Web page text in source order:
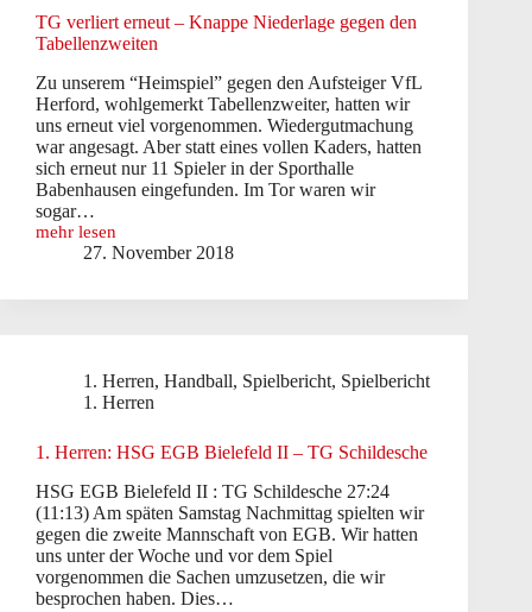
TG verliert erneut – Knappe Niederlage gegen den
Tabellenzweiten
Zu unserem “Heimspiel” gegen den Aufsteiger VfL
Herford, wohlgemerkt Tabellenzweiter, hatten wir
uns erneut viel vorgenommen. Wiedergutmachung
war angesagt. Aber statt eines vollen Kaders, hatten
sich erneut nur 11 Spieler in der Sporthalle
Babenhausen eingefunden. Im Tor waren wir
sogar…
mehr lesen
TG
verliert
–
Tabellenzweiten
27. November 2018
1. Herren, Handball, Spielbericht, Spielbericht
1. Herren
1. Herren: HSG EGB Bielefeld II – TG Schildesche
HSG EGB Bielefeld II : TG Schildesche 27:24
(11:13) Am späten Samstag Nachmittag spielten wir
gegen die zweite Mannschaft von EGB. Wir hatten
uns unter der Woche und vor dem Spiel
vorgenommen die Sachen umzusetzen, die wir
besprochen haben. Dies…